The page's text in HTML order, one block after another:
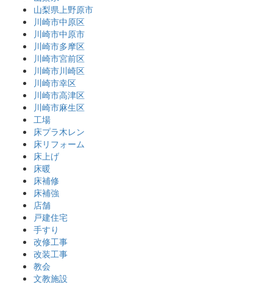
山梨県上野原市
川崎市中原区
川崎市中原市
川崎市多摩区
川崎市宮前区
川崎市川崎区
川崎市幸区
川崎市高津区
川崎市麻生区
工場
床プラ木レン
床リフォーム
床上げ
床暖
床補修
床補強
店舗
戸建住宅
手すり
改修工事
改装工事
教会
文教施設